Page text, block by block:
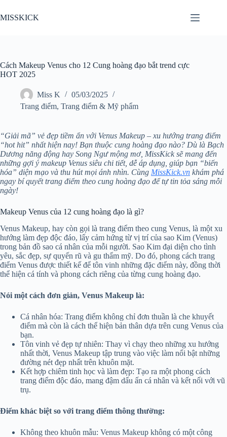
đến
phần
MISSKICK
Cách Makeup Venus cho 12 Cung hoàng đạo bắt trend cực
HOT 2025
Miss K
05/03/2025
Trang điểm, Trang điểm & Mỹ phẩm
“Giải mã” vẻ đẹp tiềm ẩn với Venus Makeup – xu hướng trang điểm
“hot hit” nhất hiện nay! Bạn thuộc cung hoàng đạo nào? Dù là Bạch
Dương năng động hay Song Ngư mộng mơ, MissKick sẽ mang đến
những gợi ý makeup Venus siêu chi tiết, dễ áp dụng, giúp bạn “biến
hóa” diện mạo và thu hút mọi ánh nhìn. Cùng MissKick.vn khám phá
ngay bí quyết trang điểm theo cung hoàng đạo để tự tin tỏa sáng mỗi
ngày!
Makeup Venus của 12 cung hoàng đạo là gì?
Venus Makeup, hay còn gọi là trang điểm theo cung Venus, là một xu
hướng làm đẹp độc đáo, lấy cảm hứng từ vị trí của sao Kim (Venus)
trong bản đồ sao cá nhân của mỗi người. Sao Kim đại diện cho tình
yêu, sắc đẹp, sự quyến rũ và gu thẩm mỹ. Do đó, phong cách trang
điểm Venus được thiết kế để tôn vinh những đặc điểm này, đồng thời
thể hiện cá tính và phong cách riêng của từng cung hoàng đạo.
Nói một cách đơn giản, Venus Makeup là:
Cá nhân hóa: Trang điểm không chỉ đơn thuần là che khuyết
điểm mà còn là cách thể hiện bản thân dựa trên cung Venus của
bạn.
Tôn vinh vẻ đẹp tự nhiên: Thay vì chạy theo những xu hướng
nhất thời, Venus Makeup tập trung vào việc làm nổi bật những
đường nét đẹp nhất trên khuôn mặt.
Kết hợp chiêm tinh học và làm đẹp: Tạo ra một phong cách
trang điểm độc đáo, mang đậm dấu ấn cá nhân và kết nối với vũ
trụ.
Điểm khác biệt so với trang điểm thông thường:
Không theo khuôn mẫu: Venus Makeup không có một công